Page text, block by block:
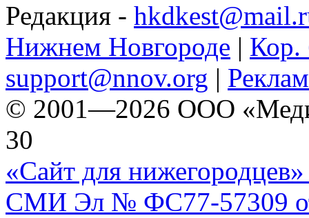
Редакция -
Нижнем Новгороде | Кор.
support@nnov.org |
© 2001—2026 ООО
30
«Сайт для нижегородцев»
СМИ Эл № ФС77-57309